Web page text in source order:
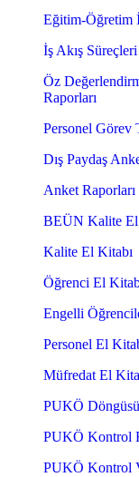
Eğitim-Öğretim
İş Akış Süreçleri
Öz
Raporları
Personel Görev
Dış Paydaş
Anket Raporları
BEÜN Kalite El
Kalite El Kitabı
Öğrenci El
Engelli
Personel El
Müfredat El
PUKÖ Döngüsü
PUKÖ Kontrol
PUKÖ Kontrol